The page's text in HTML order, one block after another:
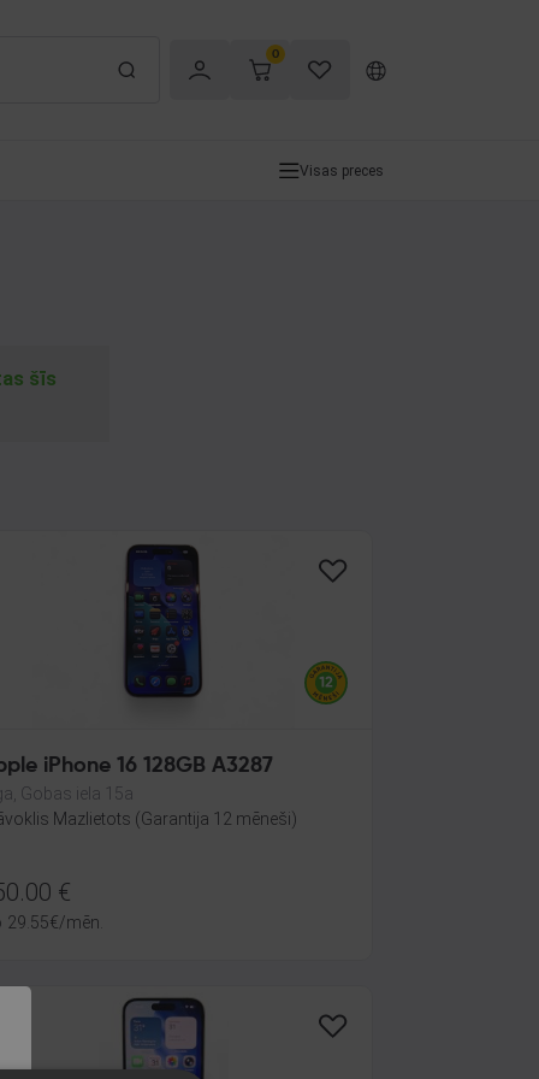
0
Visas preces
šīs
iPhone 16 128GB A3287
Gobas iela 15a
Mazlietots (Garantija 12 mēneši)
€
29.55€/mēn.